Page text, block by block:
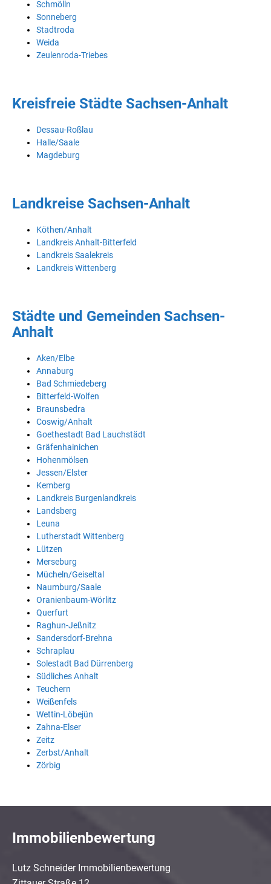
Schmölln
Sonneberg
Stadtroda
Weida
Zeulenroda-Triebes
Kreisfreie Städte Sachsen-Anhalt
Dessau-Roßlau
Halle/Saale
Magdeburg
Landkreise Sachsen-Anhalt
Köthen/Anhalt
Landkreis Anhalt-Bitterfeld
Landkreis Saalekreis
Landkreis Wittenberg
Städte und Gemeinden Sachsen-
Anhalt
Aken/Elbe
Annaburg
Bad Schmiedeberg
Bitterfeld-Wolfen
Braunsbedra
Coswig/Anhalt
Goethestadt Bad Lauchstädt
Gräfenhainichen
Hohenmölsen
Jessen/Elster
Kemberg
Landkreis Burgenlandkreis
Landsberg
Leuna
Lutherstadt Wittenberg
Lützen
Merseburg
Mücheln/Geiseltal
Naumburg/Saale
Oranienbaum-Wörlitz
Querfurt
Raghun-Jeßnitz
Sandersdorf-Brehna
Schraplau
Solestadt Bad Dürrenberg
Südliches Anhalt
Teuchern
Weißenfels
Wettin-Löbejün
Zahna-Elser
Zeitz
Zerbst/Anhalt
Zörbig
Immobilienbewertung
Lutz Schneider Immobilienbewertung